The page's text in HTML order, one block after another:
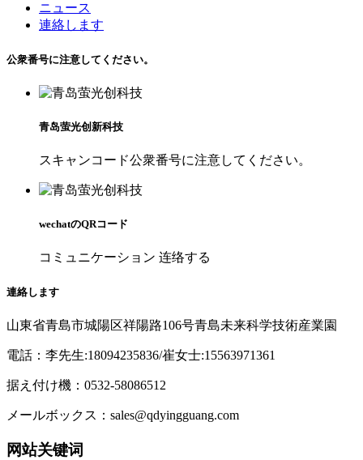
ニュース
連絡します
公衆番号に注意してください。
青岛萤光创新科技
スキャンコード公衆番号に注意してください。
wechatのQRコード
コミュニケーション 连络する
連絡します
山東省青島市城陽区祥陽路106号青島未来科学技術産業園
電話：李先生:18094235836/崔女士:15563971361
据え付け機：0532-58086512
メールボックス：sales@qdyingguang.com
网站关键词